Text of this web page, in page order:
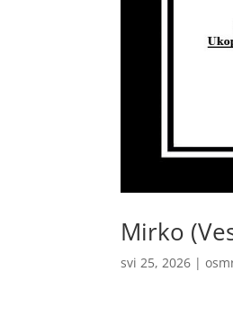
Mirko
svi 25, 2026 |